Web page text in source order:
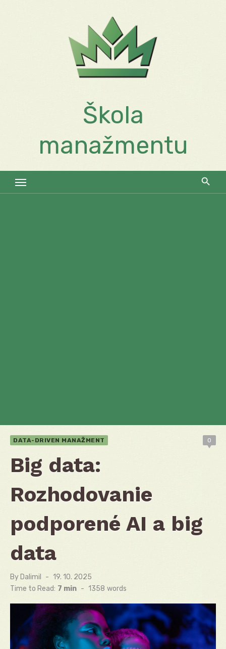
Škola
manažmentu
DATA-DRIVEN MANAŽMENT 0
Big data:
Rozhodovanie
podporené AI a big
data
By Dalimil
Posted
on
19. 10. 2025
Time to Read: 7 min - 1358 words